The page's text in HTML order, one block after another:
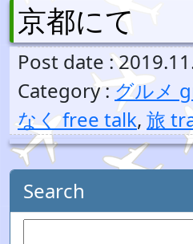
京都にて
Post date :
Category : グルメ
なく free talk, 旅
Search